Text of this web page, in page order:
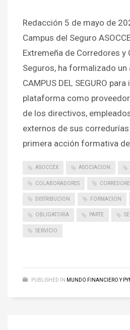
Redacción 5 de mayo de
Campus del Seguro
Extremeña de Corredores y
Seguros, ha formalizado un
CAMPUS DEL SEGURO
plataforma como
de los directivos,
externos de sus
primera acción formativa
ASOCCEX ASOCIACION
COLABORADORES
DISTRIBUCION FORMACION
OBLIGATORIA PARTE
SERVICIO
PUBLISHED IN MUNDO FINANCIERO Y